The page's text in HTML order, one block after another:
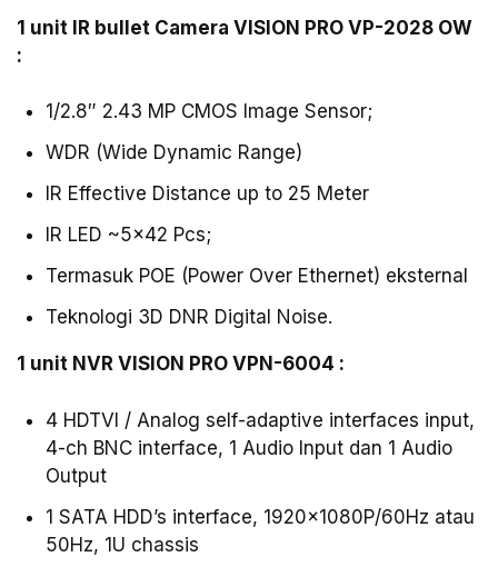
1 unit IR bullet Camera VISION PRO VP-2028 OW
:
1/2.8″ 2.43 MP CMOS Image Sensor;
WDR (Wide Dynamic Range)
IR Effective Distance up to 25 Meter
IR LED ~5×42 Pcs;
Termasuk POE (Power Over Ethernet) eksternal
Teknologi 3D DNR Digital Noise.
1 unit NVR VISION PRO VPN-6004 :
4 HDTVI / Analog self-adaptive interfaces input,
4-ch BNC interface, 1 Audio Input dan 1 Audio
Output
1 SATA HDD’s interface, 1920×1080P/60Hz atau
50Hz, 1U chassis